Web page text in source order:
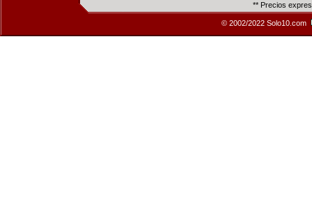
** Precios
© 2002/2022 Solo10.com